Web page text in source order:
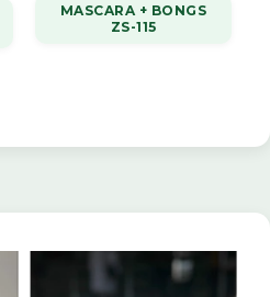
MASCARA + BONGS
ZS-115